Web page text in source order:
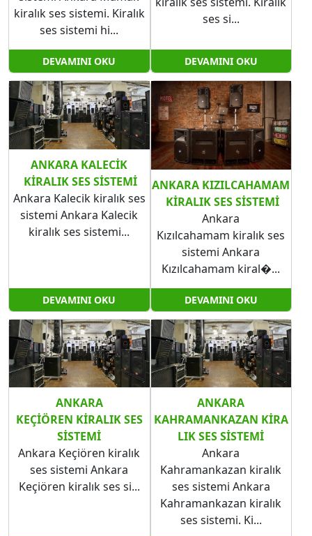
kiralık ses sistemi. Kiralık
ses sistemi hi...
DEVAMINI OKU
ses si...
DEVAMINI OKU
ANKARA KALECIK​​​​​​​
KIRALIK SES SISTEMI
Ankara Kalecik kiralık ses
sistemi Ankara Kalecik​​​​​​​
kiralık ses sistemi...
DEVAMINI OKU
ANKARA KIZILCAHAMAM​​​​​​​
KIRALIK SES SISTEMI
Ankara
Kızılcahamam kiralık ses
sistemi Ankara
Kızılcahamam​​​​​​​ kiral�...
DEVAMINI OKU
ANKARA
KEÇIÖREN KIRALIK SES
SISTEMI
Ankara Keçiören kiralık
ses sistemi Ankara
Keçiören kiralık ses si...
ANKARA
KAHRAMANKAZAN KIRA
LIK SES SISTEMI
Ankara
Kahramankazan kiralık
ses sistemi Ankara
Kahramankazan kiralık
ses sistemi. Ki...